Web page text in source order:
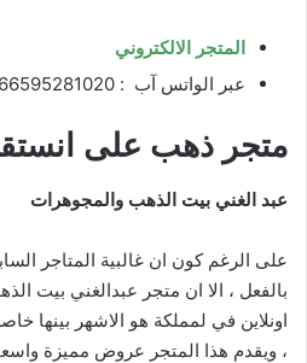
المتجر الالكتروني
عبر الواتس آب :
متجر ذهب على
عبد الغني بيت الذهب والمجوهرات
على الرغم كون ان غالبية المتاجر
بالفعل ، الا ان متجر عبدالغني بيت
اونلاين في لمملكة هو الاشهر بينها
، ويقدم هذا المتجر عروض مميزة